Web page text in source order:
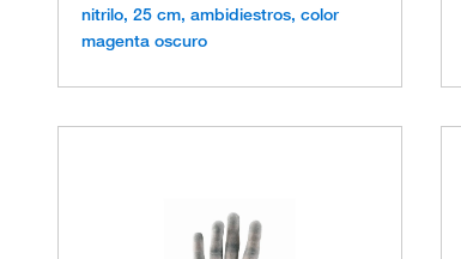
nitrilo, 25 cm, ambidiestros, color
magenta oscuro